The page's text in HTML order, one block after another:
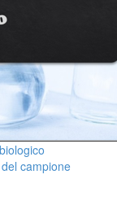
campione